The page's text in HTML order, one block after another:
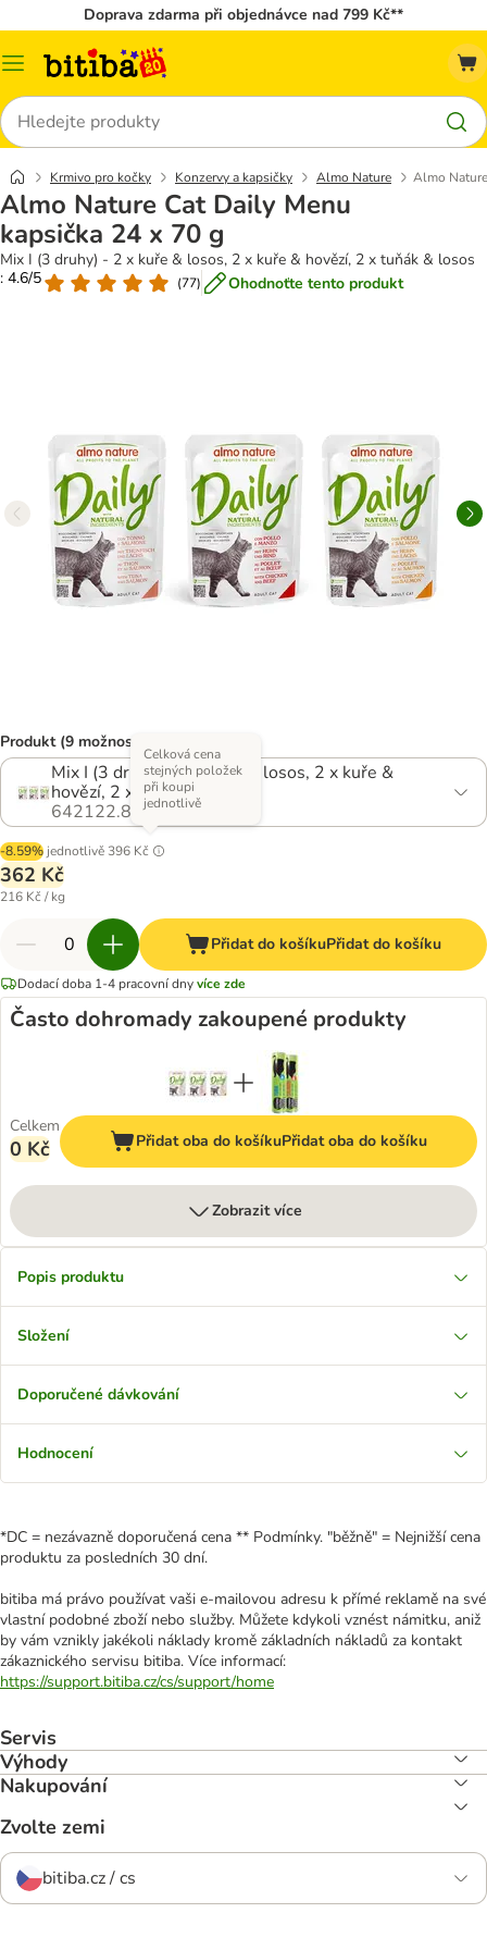
Doprava zdarma při objednávce nad 799 Kč**
Kategorie
Hledat
Krmivo pro kočky Konzervy a kapsičky Almo Nature Almo
Almo Nature Cat Daily Menu
kapsička 24 x 70 g
Mix I (3 druhy) - 2 x kuře & losos, 2 x kuře & hovězí, 2 x tuňák & losos
: 4.6/5
(77) Ohodnoťte tento produkt
Produkt (9 možností)
Mix I (3 druhy) - 2 x kuře & losos, 2 x kuře &
hovězí, 2 x tuňák & losos
642122.8
-8.59% jednotlivě 396 Kč
Celková cena
stejných položek
při koupi
jednotlivě
362 Kč
216 Kč / kg
Přidat do košíkuPřidat do košíku
Dodací doba 1-4 pracovní dnyvíce zde
Často dohromady zakoupené produkty
Celkem
0 Kč Přidat oba do košíkuPřidat oba do košíku
Zobrazit více
Popis produktu
Složení
Doporučené dávkování
Hodnocení
*DC = nezávazně doporučená cena ** Podmínky. "běžně" = Nejnižší cena
produktu za posledních 30 dní.
bitiba má právo používat vaši e-mailovou adresu k přímé reklamě na své
vlastní podobné zboží nebo služby. Můžete kdykoli vznést námitku, aniž
by vám vznikly jakékoli náklady kromě základních nákladů za kontakt
zákaznického servisu bitiba. Více informací:
https://support.bitiba.cz/cs/support/home
Servis
Výhody
Nakupování
Zvolte zemi
bitiba.cz / cs